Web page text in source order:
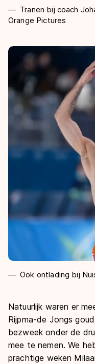
Tranen bij coach
Orange Pictures
Ook ontlading bij
Natuurlijk waren er
Rijpma-de Jongs
bezweek onder de
mee te nemen. We
prachtige weken